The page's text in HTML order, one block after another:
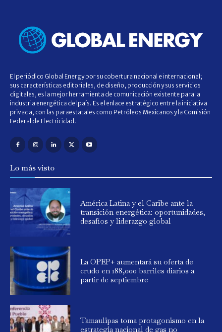
El periódico Global Energy por su cobertura nacional e internacional;
sus características editoriales, de diseño, producción y sus servicios
digitales, es la mejor herramienta de comunicación existente para la
industria energética del país. Es el enlace estratégico entre la iniciativa
privada, con las paraestatales como Petróleos Mexicanos y la Comisión
Federal de Electricidad.
Lo más visto
América Latina y el Caribe ante la
transición energética: oportunidades,
desafíos y liderazgo global
La OPEP+ aumentará su oferta de
crudo en 188,000 barriles diarios a
partir de septiembre
Tamaulipas toma protagonismo en la
estrategia nacional de gas no